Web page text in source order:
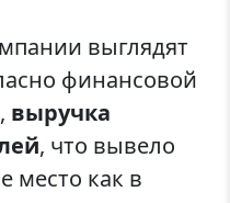
выглядят
финансовой
выручка
, что вывело
место как в